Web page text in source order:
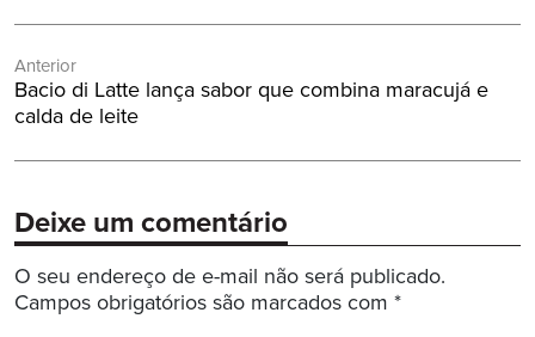
de
Post
Anterior
Post
Anterior:
Bacio di Latte lança sabor que combina maracujá e
calda de leite
Deixe um comentário
O seu endereço de e-mail não será publicado.
Campos obrigatórios são marcados com *